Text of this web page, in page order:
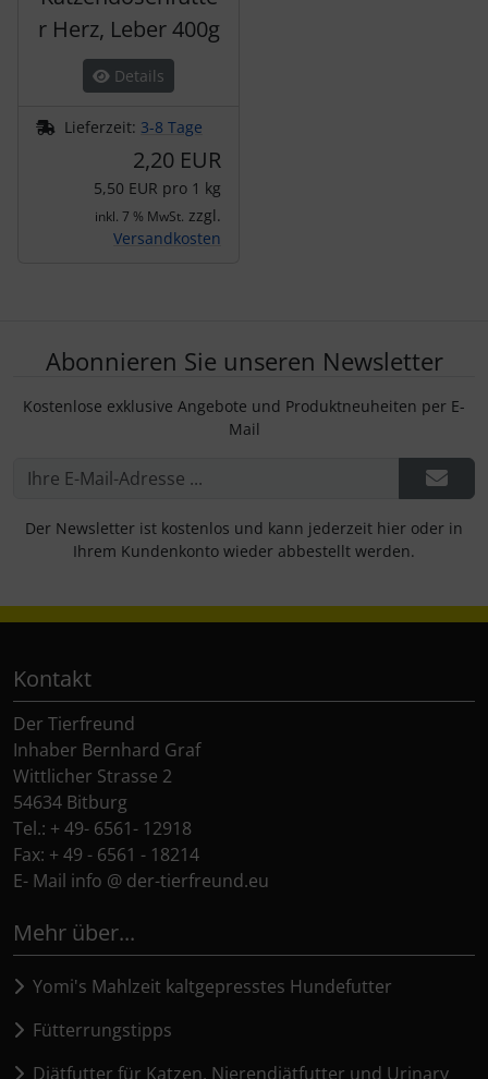
r Herz, Leber 400g
Details
Lieferzeit: 3-8 Tage
2,20 EUR
5,50 EUR pro 1 kg
inkl. 7 % MwSt. zzgl.
Versandkosten
Abonnieren Sie unseren Newsletter
Kostenlose exklusive Angebote und Produktneuheiten per E-
Mail
Der Newsletter ist kostenlos und kann jederzeit hier oder in
Ihrem Kundenkonto wieder abbestellt werden.
Kontakt
Der Tierfreund
Inhaber Bernhard Graf
Wittlicher Strasse 2
54634 Bitburg
Tel.: + 49- 6561- 12918
Fax: + 49 - 6561 - 18214
E- Mail info @ der-tierfreund.eu
Mehr über...
Yomi's Mahlzeit kaltgepresstes Hundefutter
Fütterrungstipps
Diätfutter für Katzen, Nierendiätfutter und Urinary